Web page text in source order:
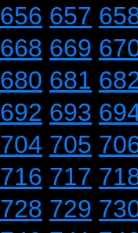
656 657
668 669
680 681
692 693
704 705
716 717
728 729